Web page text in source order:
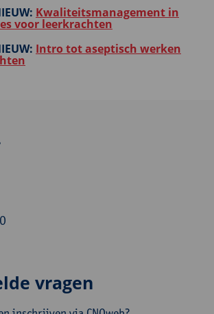
Kwaliteitsmanagement in
voor leerkrachten
Intro tot aseptisch werken
vragen